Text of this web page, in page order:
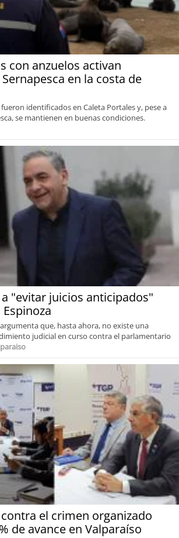
con anzuelos activan
en la costa de
identificados en Caleta Portales y, pese a
se mantienen en buenas condiciones.
"evitar juicios anticipados"
que, hasta ahora, no existe una
judicial en curso contra el parlamentario
contra el crimen organizado
de avance en Valparaíso